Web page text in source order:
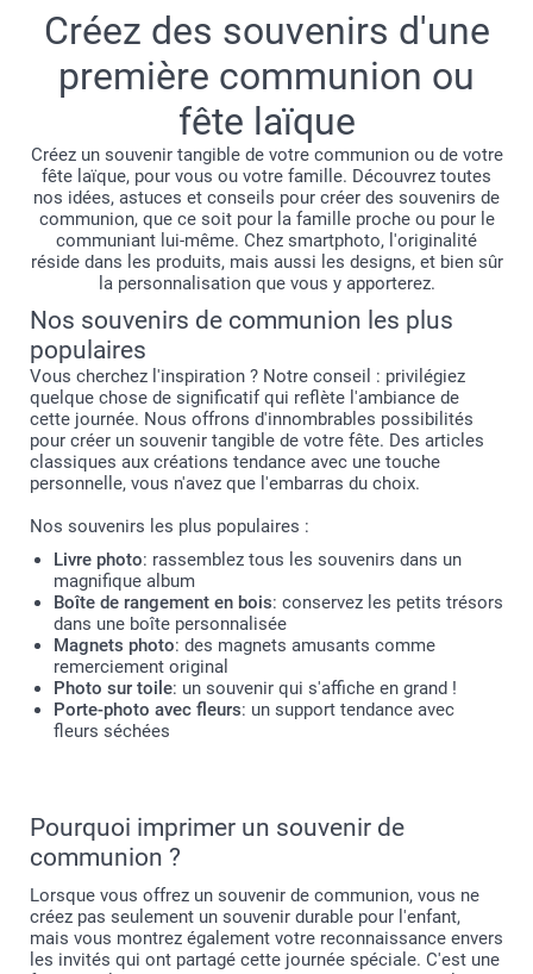
Créez des souvenirs d'une
première communion ou
fête laïque
Créez un souvenir tangible de votre communion ou de votre
fête laïque, pour vous ou votre famille. Découvrez toutes
nos idées, astuces et conseils pour créer des souvenirs de
communion, que ce soit pour la famille proche ou pour le
communiant lui-même. Chez smartphoto, l'originalité
réside dans les produits, mais aussi les designs, et bien sûr
la personnalisation que vous y apporterez.
Nos souvenirs de communion les plus
populaires
Vous cherchez l'inspiration ? Notre conseil : privilégiez
quelque chose de significatif qui reflète l'ambiance de
cette journée. Nous offrons d'innombrables possibilités
pour créer un souvenir tangible de votre fête. Des articles
classiques aux créations tendance avec une touche
personnelle, vous n'avez que l'embarras du choix.
Nos souvenirs les plus populaires :
Livre photo: rassemblez tous les souvenirs dans un
magnifique album
Boîte de rangement en bois: conservez les petits trésors
dans une boîte personnalisée
Magnets photo: des magnets amusants comme
remerciement original
Photo sur toile: un souvenir qui s'affiche en grand !
Porte-photo avec fleurs: un support tendance avec
fleurs séchées
Pourquoi imprimer un souvenir de
communion ?
Lorsque vous offrez un souvenir de communion, vous ne
créez pas seulement un souvenir durable pour l'enfant,
mais vous montrez également votre reconnaissance envers
les invités qui ont partagé cette journée spéciale. C'est une